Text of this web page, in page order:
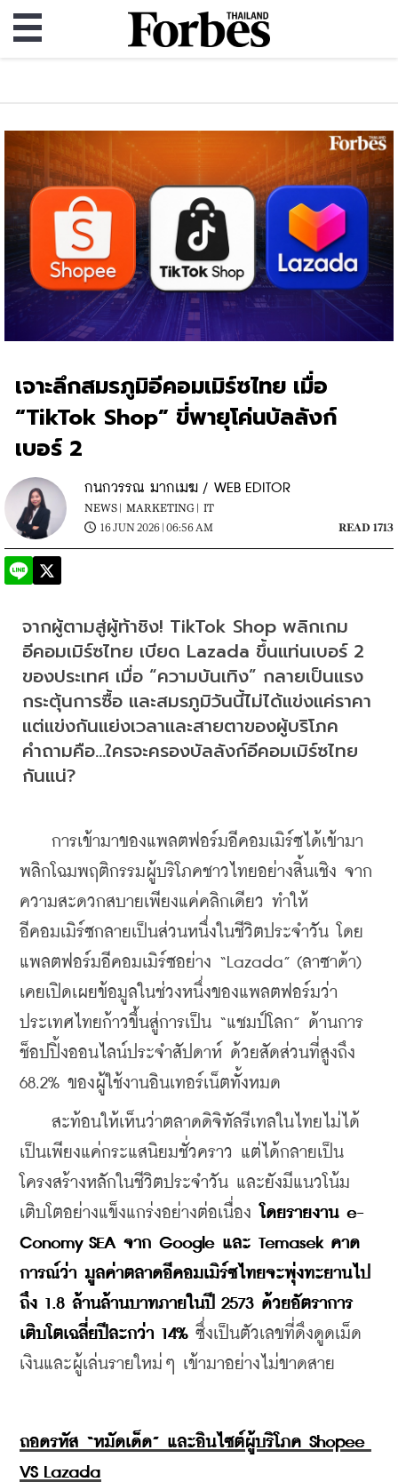
เจาะลึกสมรภูมิอีคอมเมิร์ซไทย เมื่อ
“TikTok Shop” ขี่พายุโค่นบัลลังก์
เบอร์ 2
กนกวรรณ มากเมฆ / WEB EDITOR
NEWS | MARKETING | IT
16 JUN 2026 | 06:56 AM
READ 1713
จากผู้ตามสู่ผู้ท้าชิง! TikTok Shop พลิกเกม
อีคอมเมิร์ซไทย เบียด Lazada ขึ้นแท่นเบอร์ 2
ของประเทศ เมื่อ “ความบันเทิง” กลายเป็นแรง
กระตุ้นการซื้อ และสมรภูมิวันนี้ไม่ได้แข่งแค่ราคา
แต่แข่งกันแย่งเวลาและสายตาของผู้บริโภค
คำถามคือ...ใครจะครองบัลลังก์อีคอมเมิร์ซไทย
กันแน่?
การเข้ามาของแพลตฟอร์มอีคอมเมิร์ซได้เข้ามา
พลิกโฉมพฤติกรรมผู้บริโภคชาวไทยอย่างสิ้นเชิง จาก
ความสะดวกสบายเพียงแค่คลิกเดียว ทำให้
อีคอมเมิร์ซกลายเป็นส่วนหนึ่งในชีวิตประจำวัน โดย
แพลตฟอร์มอีคอมเมิร์ซอย่าง “Lazada” (ลาซาด้า)
เคยเปิดเผยข้อมูลในช่วงหนึ่งของแพลตฟอร์มว่า
ประเทศไทยก้าวขึ้นสู่การเป็น “แชมป์โลก” ด้านการ
ช็อปปิ้งออนไลน์ประจำสัปดาห์ ด้วยสัดส่วนที่สูงถึง
68.2% ของผู้ใช้งานอินเทอร์เน็ตทั้งหมด
สะท้อนให้เห็นว่าตลาดดิจิทัลรีเทลในไทยไม่ได้
เป็นเพียงแค่กระแสนิยมชั่วคราว แต่ได้กลายเป็น
โครงสร้างหลักในชีวิตประจำวัน และยังมีแนวโน้ม
เติบโตอย่างแข็งแกร่งอย่างต่อเนื่อง
โดยรายงาน e-
Conomy SEA จาก Google และ Temasek คาด
การณ์ว่า มูลค่าตลาดอีคอมเมิร์ซไทยจะพุ่งทะยานไป
ถึง 1.8 ล้านล้านบาทภายในปี 2573 ด้วยอัตราการ
เติบโตเฉลี่ยปีละกว่า 14% ซึ่งเป็นตัวเลขที่ดึงดูดเม็ด
เงินและผู้เล่นรายใหม่ๆ เข้ามาอย่างไม่ขาดสาย
ถอดรหัส “หมัดเด็ด” และอินไซต์ผู้บริโภค Shopee
VS Lazada